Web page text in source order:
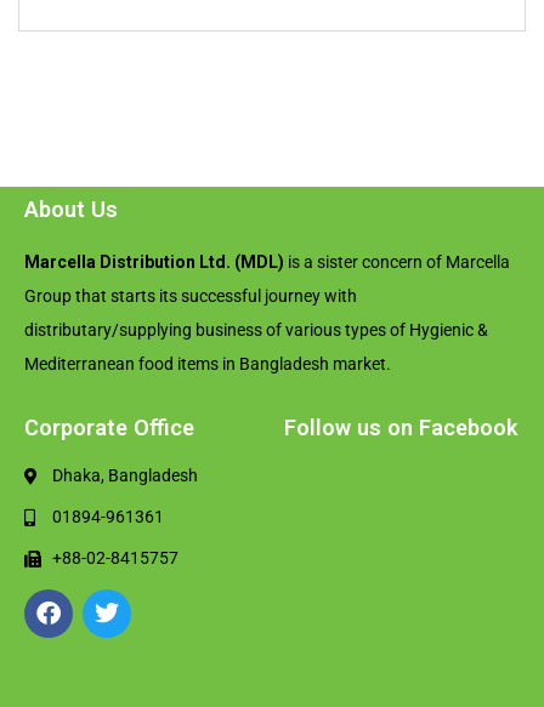
About Us
Marcella Distribution Ltd. (MDL) is a sister concern of Marcella
Group that starts its successful journey with
distributary/supplying business of various types of Hygienic &
Mediterranean food items in Bangladesh market.
Corporate Office
Dhaka, Bangladesh
01894-961361
+88-02-8415757
Follow us on Facebook